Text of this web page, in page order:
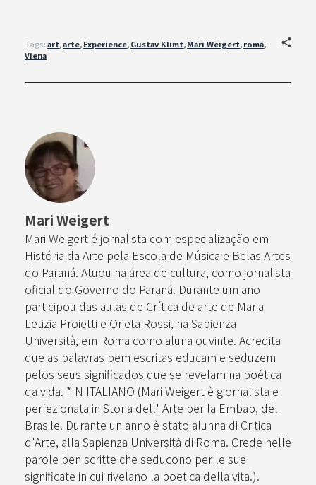
Tags:art,arte,Experience,Gustav Klimt,Mari Weigert,romã,
Viena
Mari Weigert
Mari Weigert é jornalista com especialização em
História da Arte pela Escola de Música e Belas Artes
do Paraná. Atuou na área de cultura, como jornalista
oficial do Governo do Paraná. Durante um ano
participou das aulas de Crítica de arte de Maria
Letizia Proietti e Orieta Rossi, na Sapienza
Università, em Roma como aluna ouvinte. Acredita
que as palavras bem escritas educam e seduzem
pelos seus significados que se revelam na poética
da vida. *IN ITALIANO (Mari Weigert è giornalista e
perfezionata in Storia dell' Arte per la Embap, del
Brasile. Durante un anno è stato alunna di Critica
d'Arte, alla Sapienza Università di Roma. Crede nelle
parole ben scritte che seducono per le sue
significate in cui rivelano la poetica della vita.).